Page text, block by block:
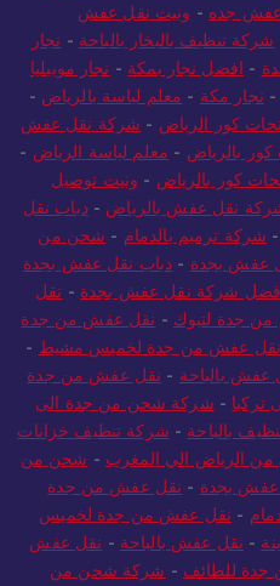
عفش جده - ونيت نقل عفش
شركة تنظيف بالبخار بالباحة - نجار
- افضل نجار بمكة - نجار موبيليا
- نجار مكة - معلم لياسة بالرياض -
كور الرياض - شركة نقل عفش
بالرياض - معلم لياسة الرياض -
كور بالرياض - ونيت توصيل
نقل عفش بالرياض -دباب نقل
- شركة ترميم بالدمام - شحن من
عفش بجدة - دباب نقل عفش بجدة
شركة نقل عفش بجدة - نقل
جدة لتبوك - نقل عفش من جدة
نقل عفش من جدة لخميس مشيط -
عفش بالباحة - نقل عفش من جدة
- شركة شحن من جدة الى
بالباحة - شركة تنظيف خزانات
الرياض الي المغرب - شحن من
بجدة - نقل عفش من جدة
- نقل عفش من جدة لخميس
- نقل عفش بالباحة - نقل عفش
للطائف - شركة شحن من